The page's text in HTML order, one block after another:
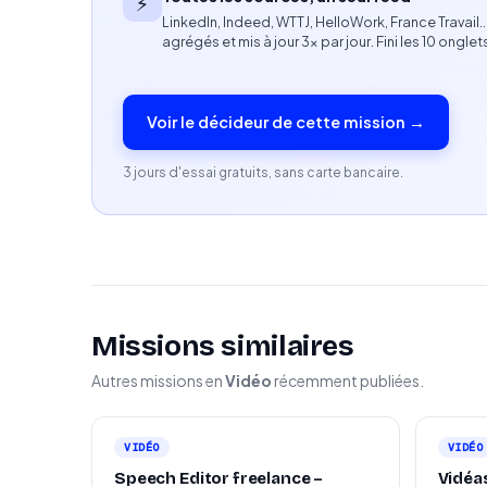
joaillerie)
Forte sensibilité créative et culture visuelle
Capacité à gérer plusieurs projets
Bonne maîtrise de l’anglais professionnel
Profil recherché
Excellentes compétences organisationnelles
Sens aigu des priorités et de la qualité
LinkedIn, Indeed, WTTJ, HelloWork, France Travail…
agrégés et mis à jour 3× par jour. Fini les 10
Voir le décideur de cette mission →
3 jours d'essai gratuits, sans carte bancaire.
Missions similaires
Autres missions enVidéo récemment publiées.
VIDÉO
Speech Editor freelance –
VIDÉO